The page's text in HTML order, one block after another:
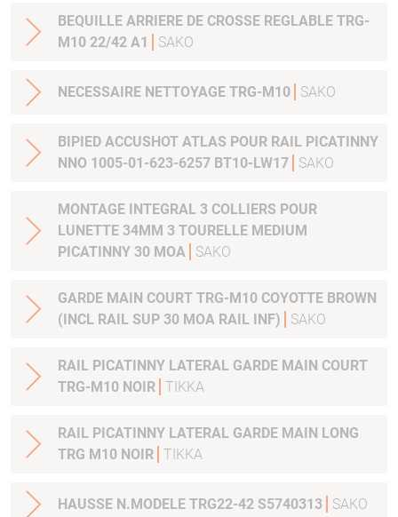
BEQUILLE ARRIERE DE CROSSE REGLABLE TRG-
M10 22/42 A1
SAKO
NECESSAIRE NETTOYAGE TRG-M10 SAKO
BIPIED ACCUSHOT ATLAS POUR RAIL PICATINNY
NNO 1005-01-623-6257 BT10-LW17
SAKO
MONTAGE INTEGRAL 3 COLLIERS POUR
LUNETTE 34MM 3 TOURELLE MEDIUM
PICATINNY 30 MOA
SAKO
GARDE MAIN COURT TRG-M10 COYOTTE BROWN
(INCL RAIL SUP 30 MOA RAIL INF)
SAKO
RAIL PICATINNY LATERAL GARDE MAIN COURT
TRG-M10 NOIR TIKKA
RAIL PICATINNY LATERAL GARDE MAIN LONG
TRG M10 NOIR TIKKA
HAUSSE N.MODELE TRG22-42 S5740313 SAKO